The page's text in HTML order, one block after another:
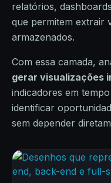
relatórios,
que permitem extrair
armazenados.
Com essa camada,
gerar visualizações
indicadores em
identificar
sem depender